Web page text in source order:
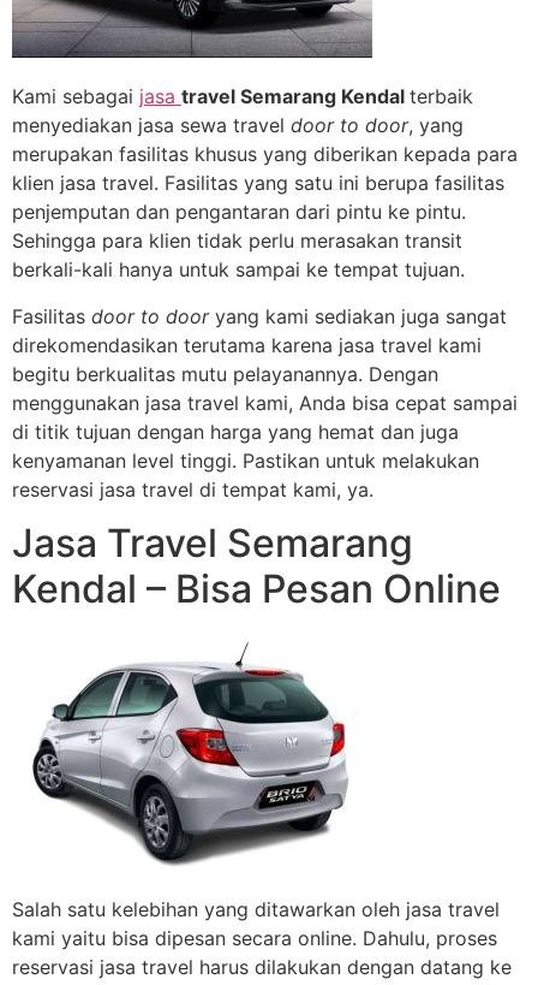
Kami sebagai jasa travel Semarang Kendal terbaik
menyediakan jasa sewa travel door to door, yang
merupakan fasilitas khusus yang diberikan kepada para
klien jasa travel. Fasilitas yang satu ini berupa fasilitas
penjemputan dan pengantaran dari pintu ke pintu.
Sehingga para klien tidak perlu merasakan transit
berkali-kali hanya untuk sampai ke tempat tujuan.
Fasilitas door to door yang kami sediakan juga sangat
direkomendasikan terutama karena jasa travel kami
begitu berkualitas mutu pelayanannya. Dengan
menggunakan jasa travel kami, Anda bisa cepat sampai
di titik tujuan dengan harga yang hemat dan juga
kenyamanan level tinggi. Pastikan untuk melakukan
reservasi jasa travel di tempat kami, ya.
Jasa Travel Semarang
Kendal – Bisa Pesan Online
Salah satu kelebihan yang ditawarkan oleh jasa travel
kami yaitu bisa dipesan secara online. Dahulu, proses
reservasi jasa travel harus dilakukan dengan datang ke